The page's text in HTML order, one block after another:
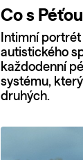
Co s
Intimní
autistického
každodenní
systému,
druhých.